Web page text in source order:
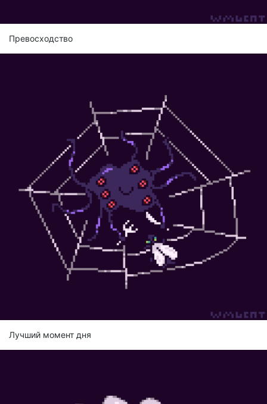
Превосходство
Лучший момент дня